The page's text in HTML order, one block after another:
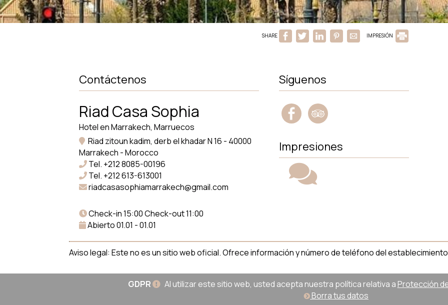
SHARE IMPRESIÓN
Contáctenos
Riad Casa Sophia
Hotel en Marrakech, Marruecos
Riad zitoun kadim, derb el khadar N 16 - 40000
Marrakech - Morocco
Tel. +212 8085-00196
Tel. +212 613-613001
riadcasasophiamarrakech@gmail.com
Check-in 15:00 Check-out 11:00
Abierto 01.01 - 01.01
Síguenos
Impresiones
Aviso legal: Este no es un sitio web oficial. Ofrece información y número de teléfono del
GDPR Al utilizar este sitio web, usted acepta nuestra política relativa a Protección
Borra tus datos